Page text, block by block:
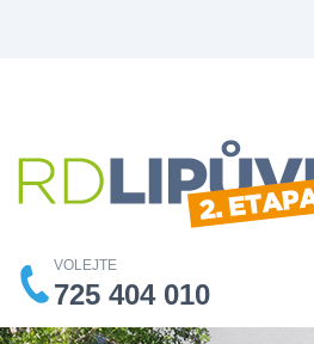
VOLEJTE
725 404 010